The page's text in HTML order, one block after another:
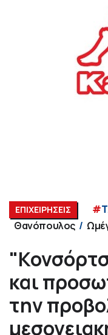
ΕΠΙΧΕΙΡΗΣΕΙΣ #
Θανόπουλος
και
την